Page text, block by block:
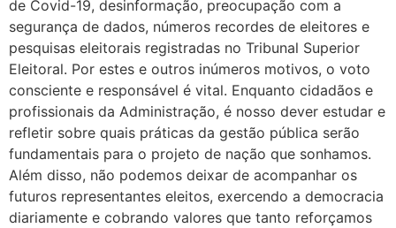
de Covid-19, desinformação, preocupação com a
segurança de dados, números recordes de eleitores e
pesquisas eleitorais registradas no Tribunal Superior
Eleitoral. Por estes e outros inúmeros motivos, o voto
consciente e responsável é vital. Enquanto cidadãos e
profissionais da Administração, é nosso dever estudar e
refletir sobre quais práticas da gestão pública serão
fundamentais para o projeto de nação que sonhamos.
Além disso, não podemos deixar de acompanhar os
futuros representantes eleitos, exercendo a democracia
diariamente e cobrando valores que tanto reforçamos